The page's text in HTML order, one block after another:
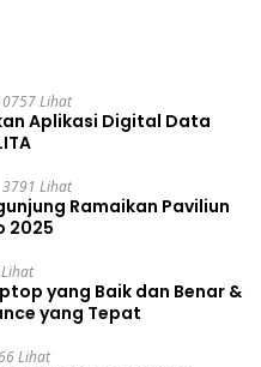
Lihat
Aplikasi Digital Data
3791 Lihat
Ramaikan Paviliun
2025
yang Baik dan Benar &
yang Tepat
Lihat